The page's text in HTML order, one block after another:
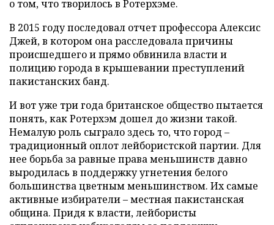
о том, что творилось в Ротерхэме.
В 2015 году последовал отчет профессора Алексис
Джей, в котором она расследовала причины
происшедшего и прямо обвинила власти и
полицию города в крышевании преступлений
пакистанских банд.
И вот уже три года британское общество пытается
понять, как Ротерхэм дошел до жизни такой.
Немалую роль сыграло здесь то, что город –
традиционный оплот лейбористской партии. Для
нее борьба за равные права меньшинств давно
выродилась в поддержку угнетения белого
большинства цветным меньшинством. Их самые
активные избиратели – местная пакистанская
община. Придя к власти, лейбористы